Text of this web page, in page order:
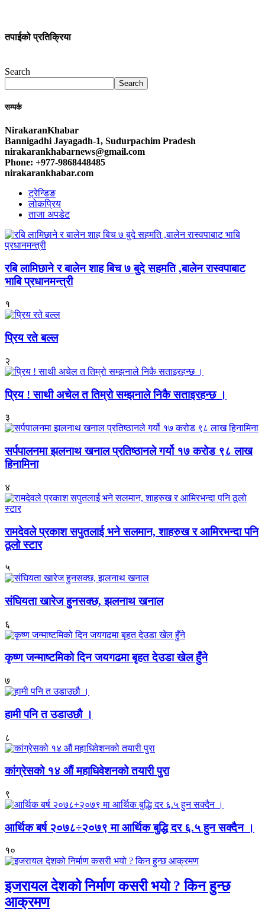
तपाईको प्रतिक्रिया
Search
Search
सम्पर्क
NirakaranKhabar
Bannigadhi Jayagadh-1, Sudurpachim Pradesh
nirakarankhabarnews@gmail.com
Phone: +977-9868448485
nirakarankhabar.com
ट्रेन्डिङ
लोकप्रिय
ताजा अपडेट
रबि लामिछाने र बालेन शाह बिच ७ बुदे सहमति ,बालेन रास्वपाबाट
भाबि प्रधानमन्त्री
१
प्रिय रते बल्ल
२
प्रिय ! साथी अचेल त तिम्रो सम्झनाले निकै सताइरहन्छ ।
३
सर्पपालनमा झलनाथ खनाल प्रतिष्ठानले गर्यो १७ करोड ९८ लाख
हिनामिना
४
रामदेवले प्रकाश सपुतलाई भने सलमान, शाहरुख र आमिरभन्दा पनि
ठूलो स्टार
५
संघियता खारेज हुनसक्छ, झलनाथ खनाल
६
कृष्ण जन्माष्टमिको दिन जयगढमा बृहत देउडा खेल हुँने
७
हामी पनि त उडाउछौ ।
८
कांग्रेसको १४ औं महाधिवेशनको तयारी पुरा
९
आर्थिक बर्ष २०७८÷२०७९ मा आर्थिक बुद्धि दर ६.५ हुन सक्दैन ।
१०
इजरायल देशको निर्माण कसरी भयो ? किन हुन्छ
आक्रमण